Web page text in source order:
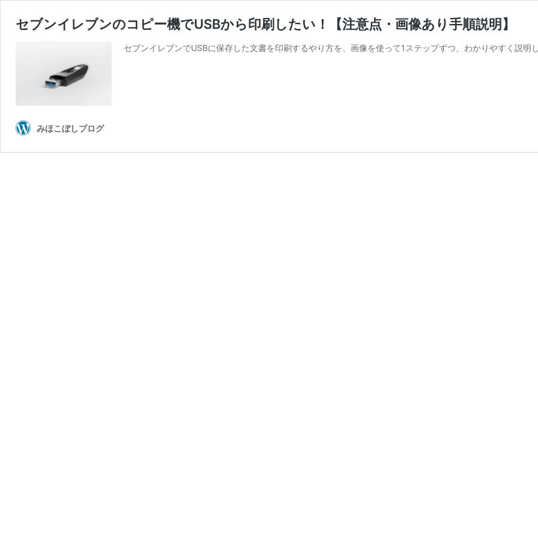
セブンイレブンのコピー機でUSBから印刷したい！【注意点・画像あり手順説明】
セブンイレブンでUSBに保存した文書を印刷するやり方を、画像を使って1ステップずつ、わかりやすく説明し
みほこぼしブログ